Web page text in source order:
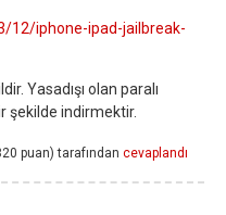
12/iphone-ipad-jailbreak-
Yasadışı olan paralı
şekilde indirmektir.
puan) tarafından cevaplandı